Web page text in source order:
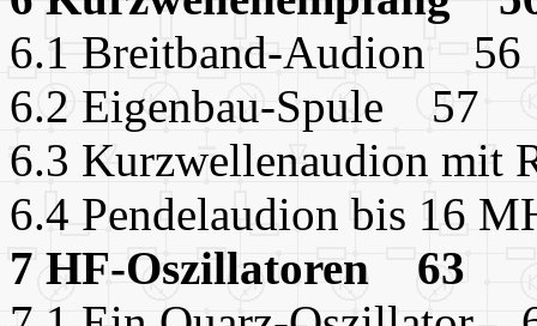
6.1 Breitband-Audion 56
6.2 Eigenbau-Spule 57
6.3 Kurzwellenaudion
6.4 Pendelaudion bis 16
7 HF-Oszillatoren 63